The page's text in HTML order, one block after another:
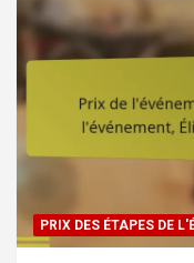
PRIX DES ÉTAPES DE